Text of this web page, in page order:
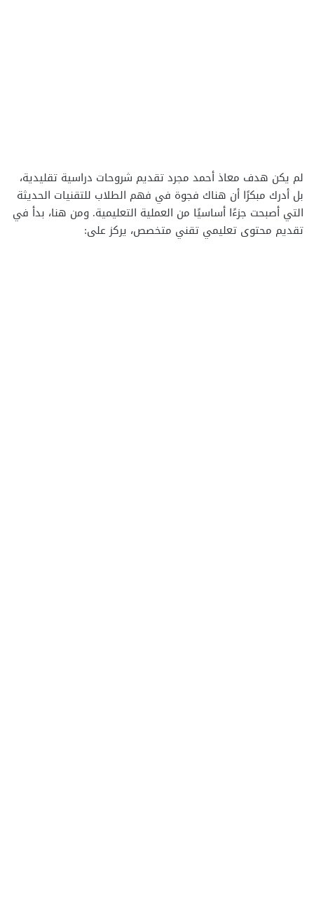
لم يكن هدف معاذ أحمد مجرد تقديم شروحات دراسية تقليدية،
بل أدرك مبكرًا أن هناك فجوة في فهم الطلاب للتقنيات الحديثة
التي أصبحت جزءًا أساسيًا من العملية التعليمية. ومن هنا، بدأ في
تقديم محتوى تعليمي تقني متخصص، يركز على: